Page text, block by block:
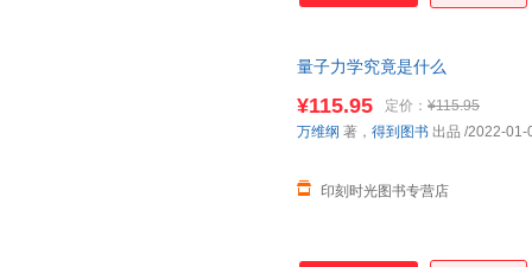
量子力学究竟是什么
¥115.95 定价： ¥115.95
印刻时光图书专营店
万维纲 著， 得到图书 出品 /2022-01-